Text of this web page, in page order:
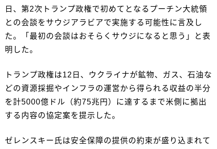
日、第2次トランプ政権で初めてとなるプーチン大統領
との会談をサウジアラビアで実施する可能性に言及し
た。「最初の会談はおそらくサウジになると思う」と表
明した。
トランプ政権は12日、ウクライナが鉱物、ガス、石油な
どの資源採掘やインフラの運営から得られる収益の半分
を計5000億ドル（約75兆円）に達するまで米側に拠出
する内容の協定案を提示した。
ゼレンスキー氏は安全保障の提供の約束が盛り込まれて